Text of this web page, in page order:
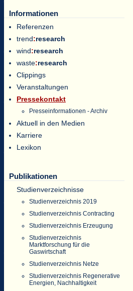
Informationen
Referenzen
trend:research
wind:research
waste:research
Clippings
Veranstaltungen
Pressekontakt
Presseinformationen - Archiv
Aktuell in den Medien
Karriere
Lexikon
Publikationen
Studienverzeichnisse
Studienverzeichnis 2019
Studienverzeichnis Contracting
Studienverzeichnis Erzeugung
Studienverzeichnis
Marktforschung für die
Gaswirtschaft
Studienverzeichnis Netze
Studienverzeichnis Regenerative
Energien, Nachhaltigkeit